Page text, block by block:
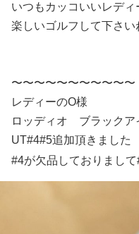
いつもカッコいいレディ
楽しいゴルフして下さい
〜〜〜〜〜〜〜〜〜〜〜
レディーのO様
ロッディオ ブラックア
UT#4#5追加頂きました
#4が欠品しておりまし